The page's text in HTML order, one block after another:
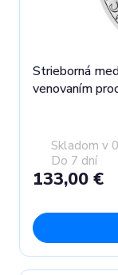
Strieborná
venovaním
Skladom v
Do 7 dní
133,00 €